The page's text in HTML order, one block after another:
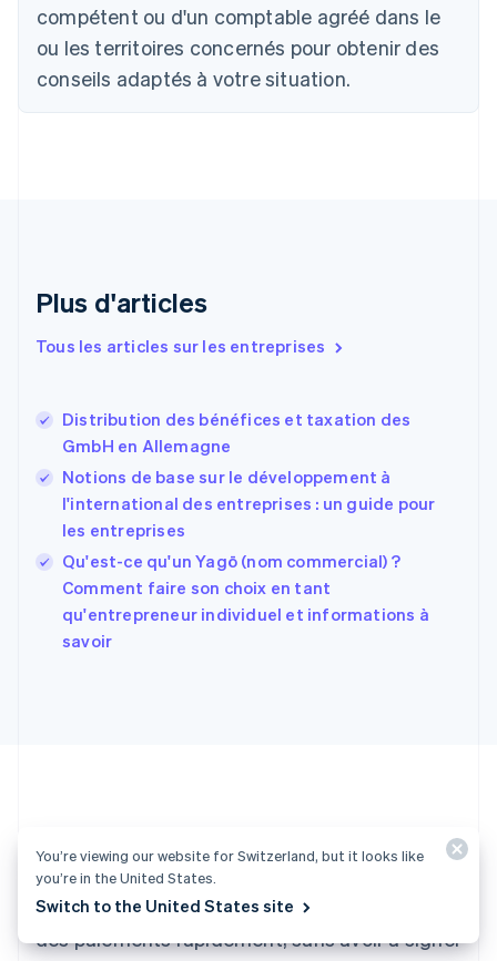
compétent ou d'un comptable agréé dans le
ou les territoires concernés pour obtenir des
conseils adaptés à votre situation.
Plus d'articles
Tous les articles sur les entreprises
Distribution des bénéfices et taxation des
GmbH en Allemagne
Notions de base sur le développement à
l'international des entreprises : un guide pour
les entreprises
Qu'est-ce qu'un Yagō (nom commercial) ?
Comment faire son choix en tant
qu'entrepreneur individuel et informations à
savoir
Envie de vous lancer ?
Créez un compte et commencez à accepter
des paiements rapidement, sans avoir à signer
Português English
Bulgarie
English
Canada
EnglishFrançais
English
Émirats arabes unis
Estonie
États-Unis
EnglishEspañol简体中文
Finlande
EnglishSvenska
FrançaisEnglish
Gibraltar
English
Grèce
Japon
日本語English
Lettonie
Liechtenstein
You’re viewing our website for Switzerland, but it looks like
you’re in the United States.
Switch to the United States site